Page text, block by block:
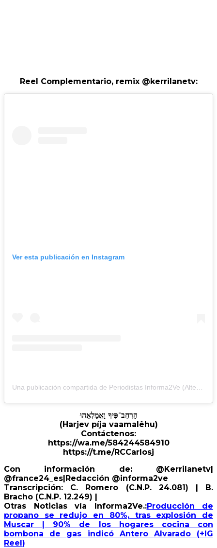
Reel Complementario, remix @kerrilanetv:
Ver esta publicación en Instagram
הַרְחֶב־פִּיךָ וַאֲמַלְאֵהוּ
(Harjev píja vaamalêhu)
Contáctenos:
https://wa.me/584244584910
https://t.me/RCCarlosj
Con información de: @Kerrilanetv|
@france24_es|Redacción @informa2ve
Transcripción: C. Romero (C.N.P. 24.081) | B.
Bracho (C.N.P. 12.249) |
Otras Noticias vía Informa2Ve.:Producción de
propano se redujo en 80%, tras explosión de
Muscar | 90% de los hogares cocina con
bombona de gas indicó Antero Alvarado (+IG
Reel)